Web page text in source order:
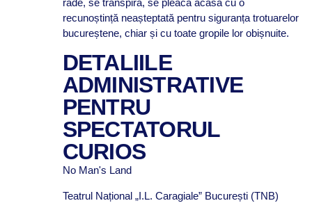
râde, se transpiră, se pleacă acasă cu o
recunoștință neașteptată pentru siguranța trotuarelor
bucureștene, chiar și cu toate gropile lor obișnuite.
DETALIILE
ADMINISTRATIVE
PENTRU
SPECTATORUL
CURIOS
No Man's Land
Teatrul Național „I.L. Caragiale” București (TNB)